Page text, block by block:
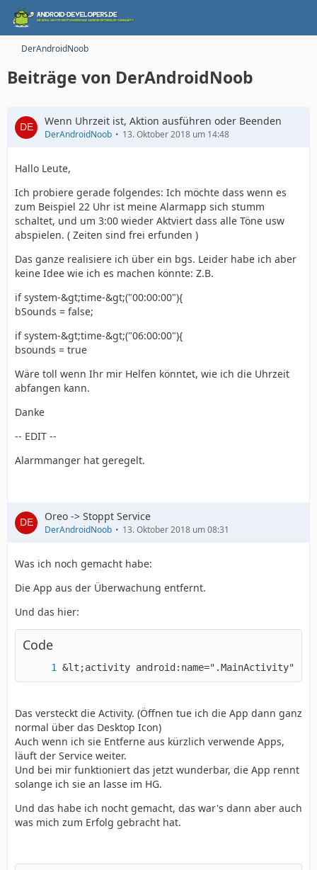
DerAndroidNoob
Beiträge von DerAndroidNoob
Wenn Uhrzeit ist, Aktion ausführen oder Beenden
DerAndroidNoob 13. Oktober 2018 um 14:48
Hallo Leute,
Ich probiere gerade folgendes: Ich möchte dass wenn es
zum Beispiel 22 Uhr ist meine Alarmapp sich stumm
schaltet, und um 3:00 wieder Aktviert dass alle Töne usw
abspielen. ( Zeiten sind frei erfunden )
Das ganze realisiere ich über ein bgs. Leider habe ich aber
keine Idee wie ich es machen könnte: Z.B.
if system-&gt;time-&gt;("00:00:00"){
bSounds = false;
if system-&gt;time-&gt;("06:00:00"){
bsounds = true
Wäre toll wenn Ihr mir Helfen könntet, wie ich die Uhrzeit
abfangen kann.
Danke
-- EDIT --
Alarmmanger hat geregelt.
Oreo -> Stoppt Service
DerAndroidNoob 13. Oktober 2018 um 08:31
Was ich noch gemacht habe:
Die App aus der Überwachung entfernt.
Und das hier:
Code
&lt;activity android:name=".MainActivity"
Das versteckt die Activity. (Öffnen tue ich die App dann ganz
normal über das Desktop Icon)
Auch wenn ich sie Entferne aus kürzlich verwende Apps,
läuft der Service weiter.
Und bei mir funktioniert das jetzt wunderbar, die App rennt
solange ich sie an lasse im HG.
Und das habe ich nocht gemacht, das war's dann aber auch
was mich zum Erfolg gebracht hat.